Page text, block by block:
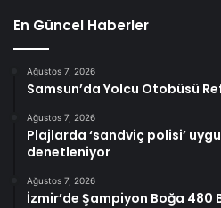
En Güncel Haberler
Ağustos 7, 2026
Samsun’da Yolcu Otobüsü
Ağustos 7, 2026
Plajlarda ‘sandviç polisi’
denetleniyor
Ağustos 7, 2026
İzmir’de Şampiyon Boğa 480